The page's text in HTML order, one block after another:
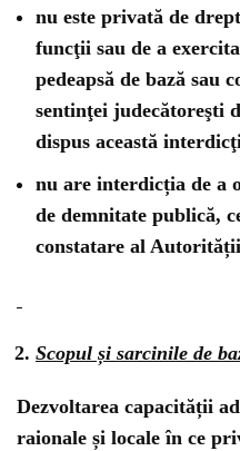
nu este privată de
funcţii sau de a
pedeapsă de bază sau
sentinţei judecătoreşti
dispus această
nu are interdicția de a
de demnitate publică,
constatare al
Scopul și sarcinile de
Dezvoltarea capacității
raionale și locale în ce